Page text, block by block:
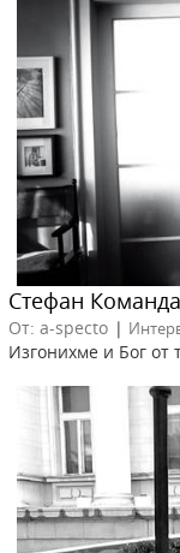
Стефан
От: a-specto |
Изгонихме и Бог от